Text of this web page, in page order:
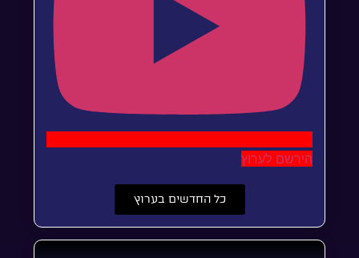
הירשם לערוץ
כל החדשים בערוץ